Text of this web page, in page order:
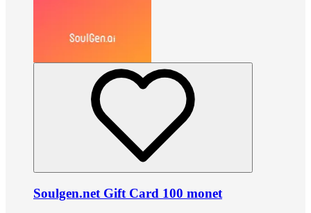
Soulgen.net Gift Card 100 monet